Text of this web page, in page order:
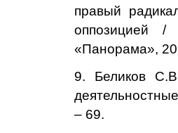
правый
оппозицией
/
«Панорама»,
9. Беликов
– 69.